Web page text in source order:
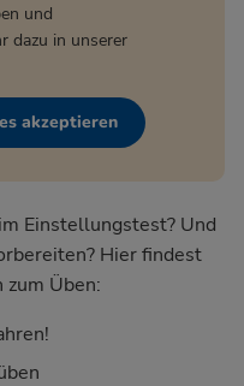
und
dazu in unserer
akzeptieren
Einstellungstest? Und
Hier findest
Üben: